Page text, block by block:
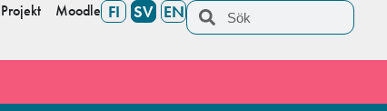
Projekt Moodle FI SV EN